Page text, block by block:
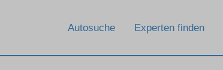
Autosuche Experten finden